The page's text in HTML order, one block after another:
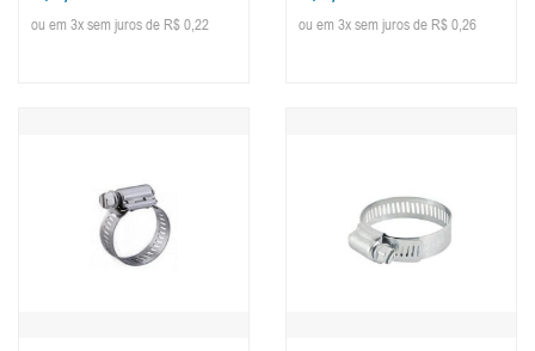
ou em 3x sem juros de R$ 0,22 ou em 3x sem juros de R$ 0,26